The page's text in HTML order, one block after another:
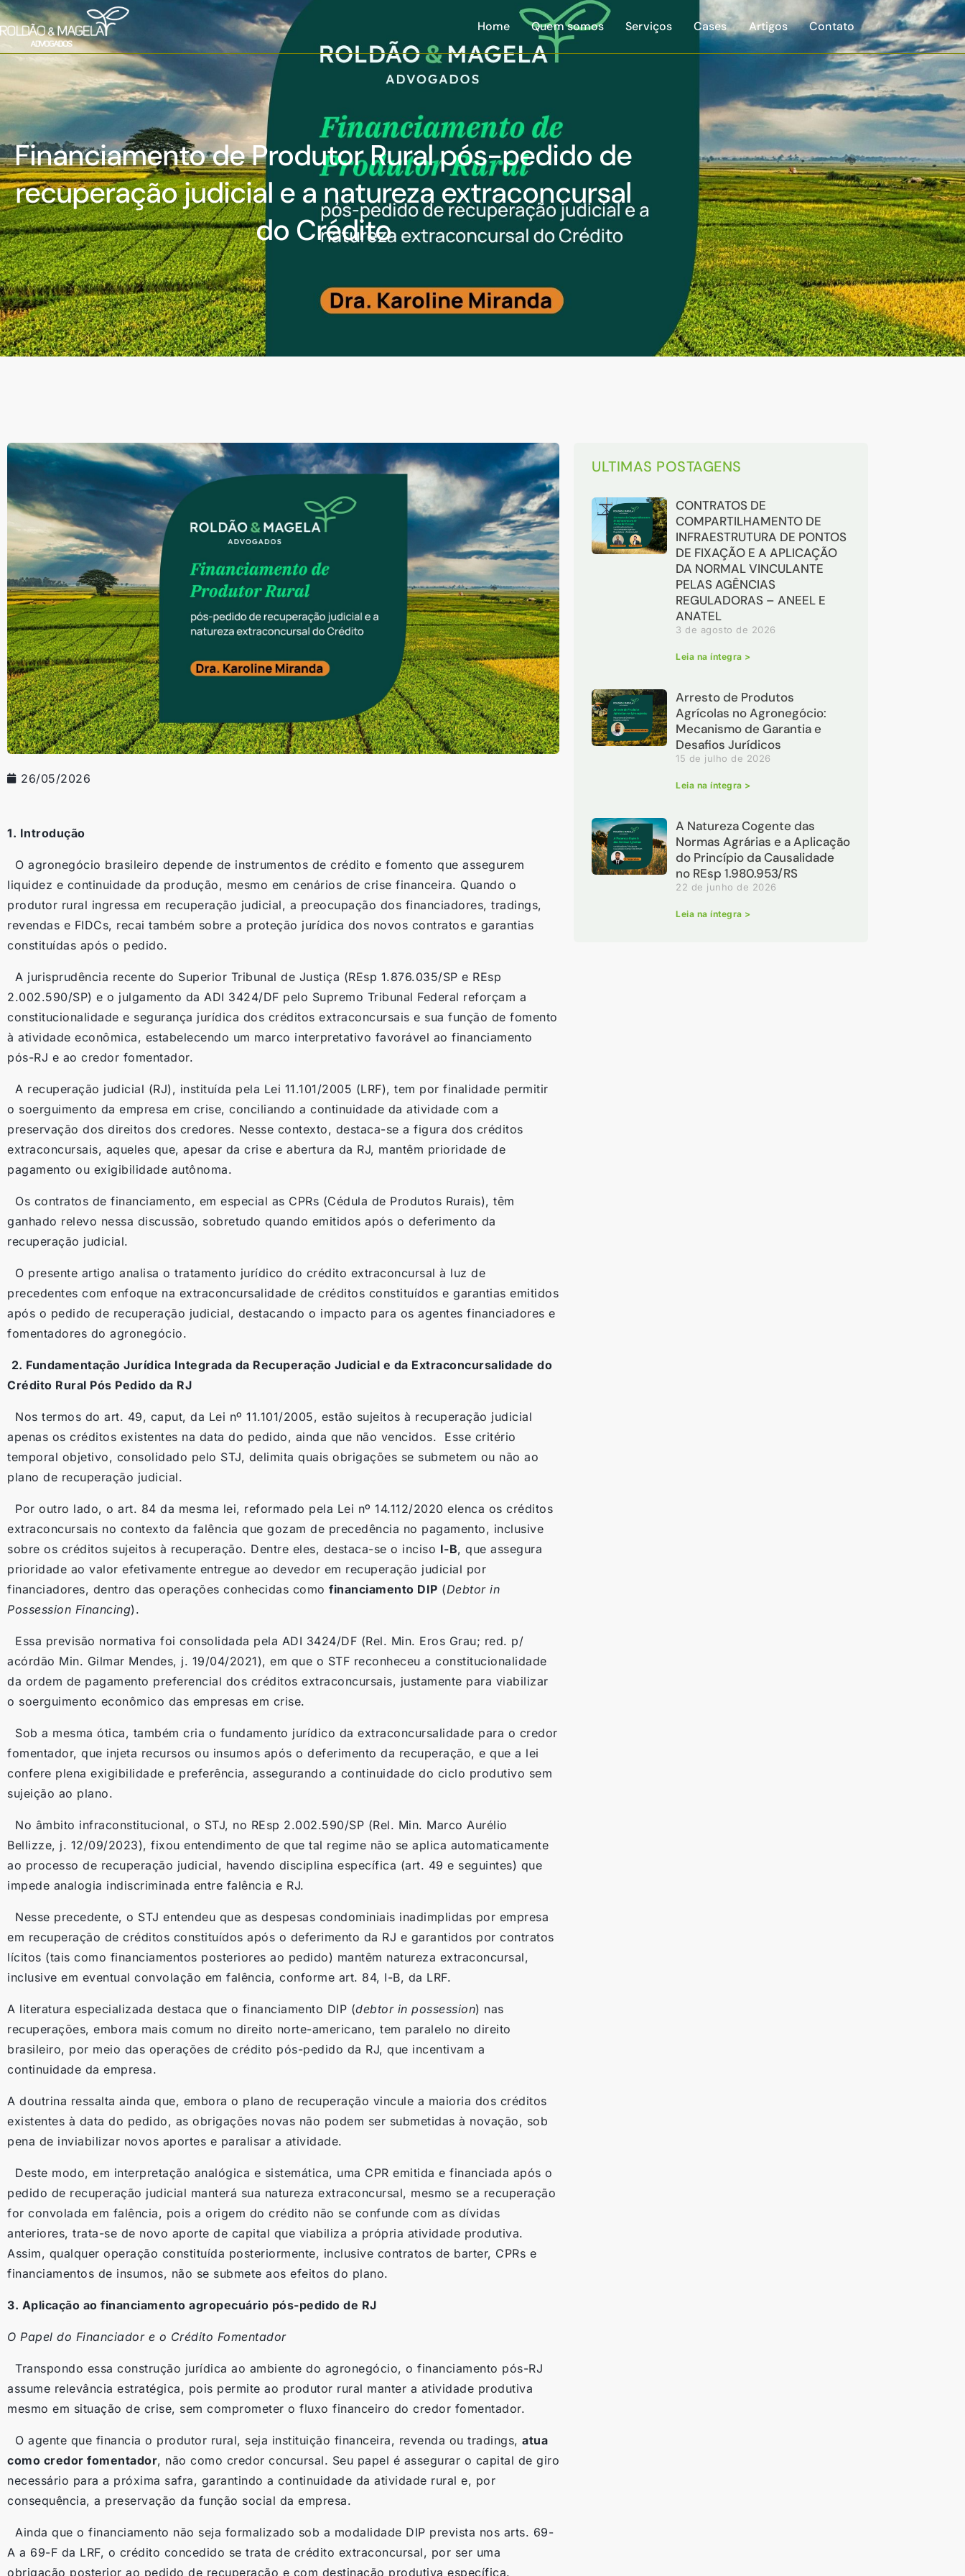
Home Quem somos Serviços Cases Artigos Contato
Financiamento de Produtor Rural pós-pedido de
recuperação judicial e a natureza extraconcursal
do Crédito
26/05/2026
1. Introdução
O agronegócio brasileiro depende de instrumentos de crédito e fomento que assegurem
liquidez e continuidade da produção, mesmo em cenários de crise financeira. Quando o
produtor rural ingressa em recuperação judicial, a preocupação dos financiadores, tradings,
revendas e FIDCs, recai também sobre a proteção jurídica dos novos contratos e garantias
constituídas após o pedido.
A jurisprudência recente do Superior Tribunal de Justiça (REsp 1.876.035/SP e REsp
2.002.590/SP) e o julgamento da ADI 3424/DF pelo Supremo Tribunal Federal reforçam a
constitucionalidade e segurança jurídica dos créditos extraconcursais e sua função de fomento
à atividade econômica, estabelecendo um marco interpretativo favorável ao financiamento
pós-RJ e ao credor fomentador.
A recuperação judicial (RJ), instituída pela Lei 11.101/2005 (LRF), tem por finalidade permitir
o soerguimento da empresa em crise, conciliando a continuidade da atividade com a
preservação dos direitos dos credores. Nesse contexto, destaca-se a figura dos créditos
extraconcursais, aqueles que, apesar da crise e abertura da RJ, mantêm prioridade de
pagamento ou exigibilidade autônoma.
Os contratos de financiamento, em especial as CPRs (Cédula de Produtos Rurais), têm
ganhado relevo nessa discussão, sobretudo quando emitidos após o deferimento da
recuperação judicial.
O presente artigo analisa o tratamento jurídico do crédito extraconcursal à luz de
precedentes com enfoque na extraconcursalidade de créditos constituídos e garantias emitidos
após o pedido de recuperação judicial, destacando o impacto para os agentes financiadores e
fomentadores do agronegócio.
2. Fundamentação Jurídica Integrada da Recuperação Judicial e da Extraconcursalidade do
Crédito Rural Pós Pedido da RJ
Nos termos do art. 49, caput, da Lei nº 11.101/2005, estão sujeitos à recuperação judicial
apenas os créditos existentes na data do pedido, ainda que não vencidos. Esse critério
temporal objetivo, consolidado pelo STJ, delimita quais obrigações se submetem ou não ao
plano de recuperação judicial.
Por outro lado, o art. 84 da mesma lei, reformado pela Lei nº 14.112/2020 elenca os créditos
extraconcursais no contexto da falência que gozam de precedência no pagamento, inclusive
sobre os créditos sujeitos à recuperação. Dentre eles, destaca-se o inciso I-B, que assegura
prioridade ao valor efetivamente entregue ao devedor em recuperação judicial por
financiadores, dentro das operações conhecidas como financiamento DIP (Debtor in
Possession Financing).
Essa previsão normativa foi consolidada pela ADI 3424/DF (Rel. Min. Eros Grau; red. p/
acórdão Min. Gilmar Mendes, j. 19/04/2021), em que o STF reconheceu a constitucionalidade
da ordem de pagamento preferencial dos créditos extraconcursais, justamente para viabilizar
o soerguimento econômico das empresas em crise.
Sob a mesma ótica, também cria o fundamento jurídico da extraconcursalidade para o credor
fomentador, que injeta recursos ou insumos após o deferimento da recuperação, e que a lei
confere plena exigibilidade e preferência, assegurando a continuidade do ciclo produtivo sem
sujeição ao plano.
No âmbito infraconstitucional, o STJ, no REsp 2.002.590/SP (Rel. Min. Marco Aurélio
Bellizze, j. 12/09/2023), fixou entendimento de que tal regime não se aplica automaticamente
ao processo de recuperação judicial, havendo disciplina específica (art. 49 e seguintes) que
impede analogia indiscriminada entre falência e RJ.
Nesse precedente, o STJ entendeu que as despesas condominiais inadimplidas por empresa
em recuperação de créditos constituídos após o deferimento da RJ e garantidos por contratos
lícitos (tais como financiamentos posteriores ao pedido) mantêm natureza extraconcursal,
inclusive em eventual convolação em falência, conforme art. 84, I-B, da LRF.
A literatura especializada destaca que o financiamento DIP (debtor in possession) nas
recuperações, embora mais comum no direito norte-americano, tem paralelo no direito
brasileiro, por meio das operações de crédito pós-pedido da RJ, que incentivam a
continuidade da empresa.
A doutrina ressalta ainda que, embora o plano de recuperação vincule a maioria dos créditos
existentes à data do pedido, as obrigações novas não podem ser submetidas à novação, sob
pena de inviabilizar novos aportes e paralisar a atividade.
Deste modo, em interpretação analógica e sistemática, uma CPR emitida e financiada após o
pedido de recuperação judicial manterá sua natureza extraconcursal, mesmo se a recuperação
for convolada em falência, pois a origem do crédito não se confunde com as dívidas
anteriores, trata-se de novo aporte de capital que viabiliza a própria atividade produtiva.
Assim, qualquer operação constituída posteriormente, inclusive contratos de barter, CPRs e
financiamentos de insumos, não se submete aos efeitos do plano.
3. Aplicação ao financiamento agropecuário pós-pedido de RJ
O Papel do Financiador e o Crédito Fomentador
Transpondo essa construção jurídica ao ambiente do agronegócio, o financiamento pós-RJ
assume relevância estratégica, pois permite ao produtor rural manter a atividade produtiva
mesmo em situação de crise, sem comprometer o fluxo financeiro do credor fomentador.
O agente que financia o produtor rural, seja instituição financeira, revenda ou tradings, atua
como credor fomentador, não como credor concursal. Seu papel é assegurar o capital de giro
necessário para a próxima safra, garantindo a continuidade da atividade rural e, por
consequência, a preservação da função social da empresa.
Ainda que o financiamento não seja formalizado sob a modalidade DIP prevista nos arts. 69-
A a 69-F da LRF, o crédito concedido se trata de crédito extraconcursal, por ser uma
obrigação posterior ao pedido de recuperação e com destinação produtiva específica.
ULTIMAS POSTAGENS
CONTRATOS DE
COMPARTILHAMENTO DE
INFRAESTRUTURA DE PONTOS
DE FIXAÇÃO E A APLICAÇÃO
DA NORMAL VINCULANTE
PELAS AGÊNCIAS
REGULADORAS – ANEEL E
ANATEL
3 de agosto de 2026
Leia na íntegra >
Arresto de Produtos
Agrícolas no Agronegócio:
Mecanismo de Garantia e
Desafios Jurídicos
15 de julho de 2026
Leia na íntegra >
A Natureza Cogente das
Normas Agrárias e a Aplicação
do Princípio da Causalidade
no REsp 1.980.953/RS
22 de junho de 2026
Leia na íntegra >